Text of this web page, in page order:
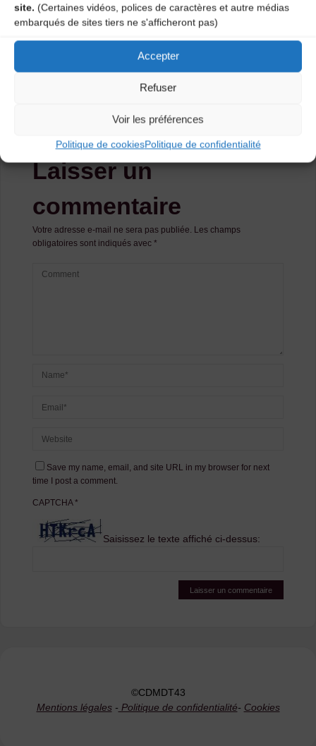
site. (Certaines vidéos, polices de caractères et autre médias
embarqués de sites tiers ne s'afficheront pas)
Accepter
Refuser
Voir les préférences
Politique de cookiesPolitique de confidentialité
Agenda
Bal folk & soupe (la Séauve-sur-Semène)
Laisser un
commentaire
Votre adresse e-mail ne sera pas publiée. Les champs
obligatoires sont indiqués avec *
Save my name, email, and site URL in my browser for next
time I post a comment.
CAPTCHA*
Saisissez le texte affiché ci-dessus:
©CDMDT43
Mentions légales- Politique de confidentialité- Cookies